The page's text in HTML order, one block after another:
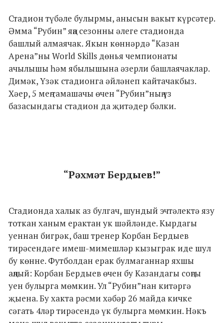
Стадион түбәле булырмы, анысын вакыт күрсәтер.
Әмма “Рубин” яңа сезонны әлеге стадионда
башлый алмаячак. Якын көннәрдә “Казан
Арена”ны World Skills дөнья чемпионаты
ачылышы һәм ябылышына әзерли башлаячаклар.
Димәк, Үзәк стадионга әйләнеп кайтачакбыз.
Хәер, 5 мең тамашачы өчен “Рубин”ның үз
базасындагы стадион да җитәдер бәлки.
“Рәхмәт Бердыев!”
Стадионда халык аз булгач, шундый эчтәлектә язу
тоткан ханым ерактан ук шәйләнде. Кырдагы
уеннан бигрәк, баш тренер Корбан Бердыев
тирәсендәге имеш-мимешләр кызыграк иде шул
бу көнне. Футболдан ерак булмаганнар яхшы
аңлый: Корбан Бердыев өчен бу Казандагы соңгы
уен булырга мөмкин. Ул “Рубин”нан китәргә
җыена. Бу хакта рәсми хәбәр 26 майда кичке
сәгать 4ләр тирәсендә үк булырга мөмкин. Нәкъ